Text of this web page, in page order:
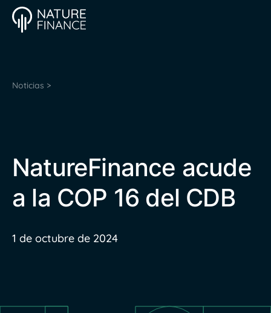
Noticias >
NatureFinance acude
a la COP 16 del CDB
1 de octubre de 2024